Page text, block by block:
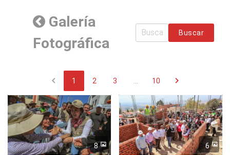
Galería
Fotográfica
Buscar
chevron_left 1 2 3 10 chevron_right
8 6